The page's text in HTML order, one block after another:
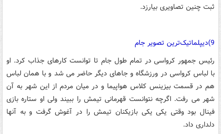
ثبت چنین تصاویری بیارزد.
9)دیپلماتیک‌ترین تصویر جام
رئیس جمهور کرواسی در تمام طول جام تا توانست کارهای جذاب کرد. او
با لباس کرواسی در ورزشگاه و جاهای دیگر حاضر می شد و با همان لباس
هم در قسمت بیزینس کلاس هواپیما و در میان مردم از این شهر به آن
شهر می رفت. اگرچه نتوانست قهرمانی تیمش را ببیند ولی او ستاره بازی
فینال بود وقتی یکی یکی بازیکنان تیمش را در آغوش گرفت و به آنها
دلداری داد.